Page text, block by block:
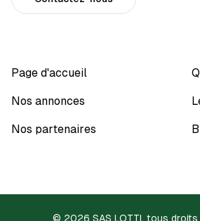
Page d'accueil
Nos annonces
Nos partenaires
© 2026 SAS LOTTI, tous droits